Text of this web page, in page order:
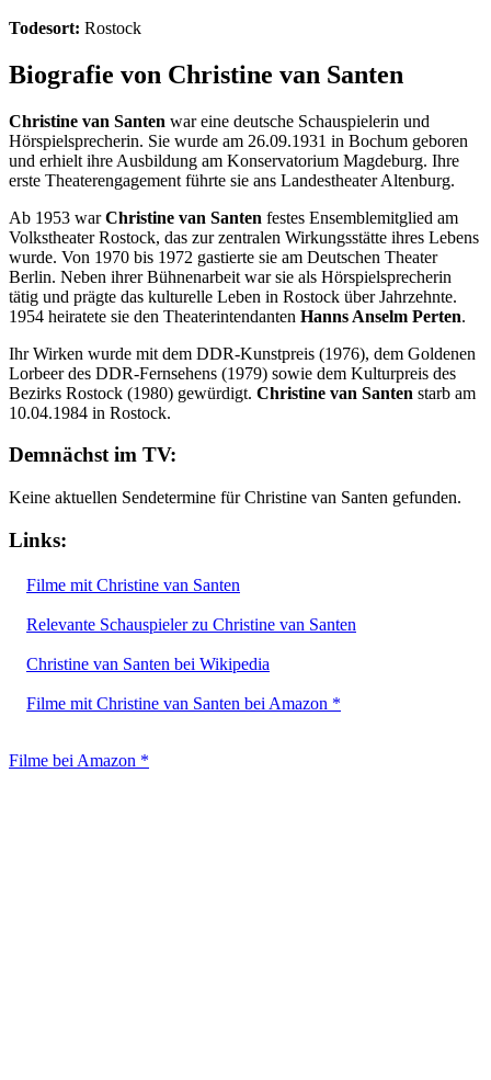
Todesort: Rostock
Biografie von Christine van Santen
Christine van Santen war eine deutsche Schauspielerin und
Hörspielsprecherin. Sie wurde am 26.09.1931 in Bochum geboren
und erhielt ihre Ausbildung am Konservatorium Magdeburg. Ihre
erste Theaterengagement führte sie ans Landestheater Altenburg.
Ab 1953 warChristine van Santen festes Ensemblemitglied am
Volkstheater Rostock, das zur zentralen Wirkungsstätte ihres Lebens
wurde. Von 1970 bis 1972 gastierte sie am Deutschen Theater
Berlin. Neben ihrer Bühnenarbeit war sie als Hörspielsprecherin
tätig und prägte das kulturelle Leben in Rostock über Jahrzehnte.
1954 heiratete sie den Theaterintendanten Hanns Anselm Perten.
Ihr Wirken wurde mit dem DDR-Kunstpreis (1976), dem Goldenen
Lorbeer des DDR-Fernsehens (1979) sowie dem Kulturpreis des
Bezirks Rostock (1980) gewürdigt. Christine van Santen starb am
10.04.1984 in Rostock.
Demnächst im TV:
Keine aktuellen Sendetermine für Christine van Santen gefunden.
Links:
Filme mit Christine van Santen
Relevante Schauspieler zu Christine van Santen
Christine van Santen bei Wikipedia
Filme mit Christine van Santen bei Amazon *
Filme bei Amazon *